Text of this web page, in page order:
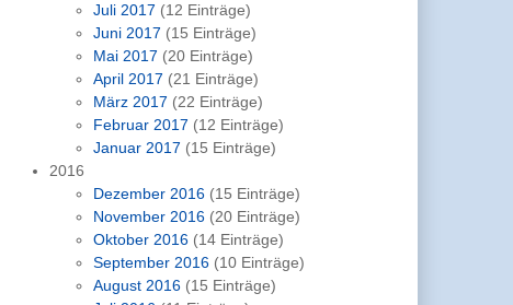
Juli 2017 (12 Einträge)
Juni 2017 (15 Einträge)
Mai 2017 (20 Einträge)
April 2017 (21 Einträge)
März 2017 (22 Einträge)
Februar 2017 (12 Einträge)
Januar 2017 (15 Einträge)
2016
Dezember 2016 (15 Einträge)
November 2016 (20 Einträge)
Oktober 2016 (14 Einträge)
September 2016 (10 Einträge)
August 2016 (15 Einträge)